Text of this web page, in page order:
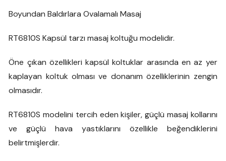
Boyundan Baldırlara Ovalamalı Masaj
RT6810S Kapsül tarzı masaj koltuğu modelidir.
Öne çıkan özellikleri kapsül koltuklar arasında en az yer
kaplayan koltuk olması ve donanım özelliklerinin zengin
olmasıdır.
RT6810S modelini tercih eden kişiler, güçlü masaj kollarını
ve güçlü hava yastıklarını özellikle beğendiklerini
belirtmişlerdir.